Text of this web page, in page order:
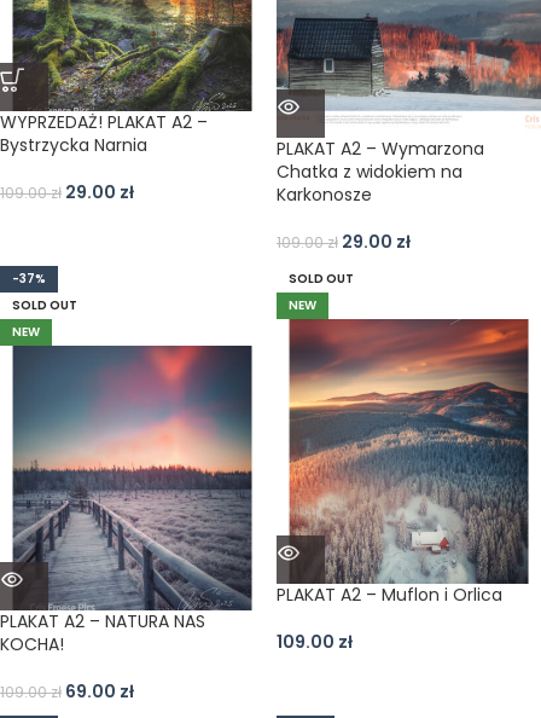
WYPRZEDAŻ! PLAKAT A2 –
Bystrzycka Narnia
109.00zł 29.00 zł
PLAKAT A2 – Wymarzona
Chatka z widokiem na
Karkonosze
109.00zł 29.00 zł
-37%
SOLD OUT
NEW
PLAKAT A2 – NATURA NAS
KOCHA!
109.00zł 69.00 zł
SOLD OUT
NEW
PLAKAT A2 – Muflon i Orlica
109.00 zł